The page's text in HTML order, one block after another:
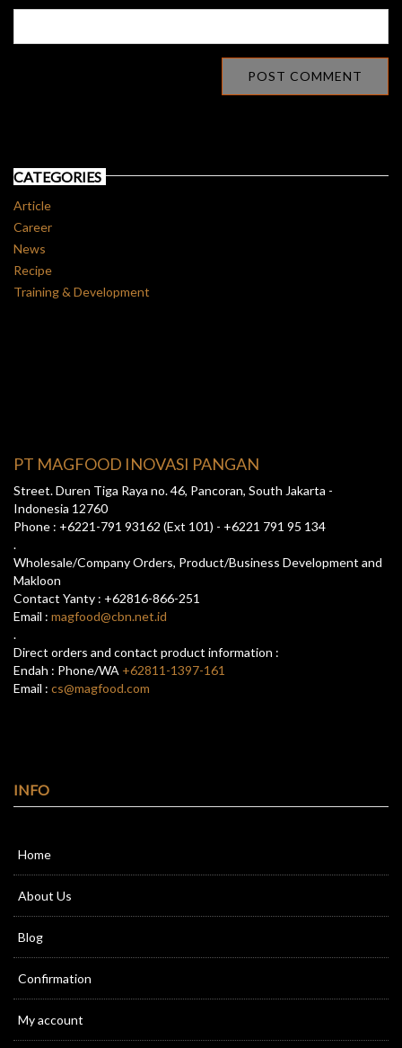
CATEGORIES
Article
Career
News
Recipe
Training & Development
PT MAGFOOD INOVASI PANGAN
Street. Duren Tiga Raya no. 46, Pancoran, South Jakarta -
Indonesia 12760
Phone : +6221-791 93162 (Ext 101) - +6221 791 95 134
.
Wholesale/Company Orders, Product/Business Development and
Makloon
Contact Yanty : +62816-866-251
Email : magfood@cbn.net.id
.
Direct orders and contact product information :
Endah : Phone/WA +62811-1397-161
Email : cs@magfood.com
INFO
Home
About Us
Blog
Confirmation
My account